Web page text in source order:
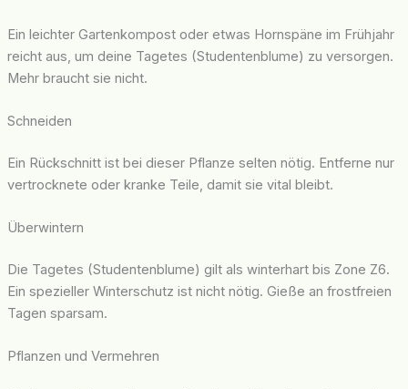
Ein leichter Gartenkompost oder etwas Hornspäne im Frühjahr
reicht aus, um deine Tagetes (Studentenblume) zu versorgen.
Mehr braucht sie nicht.
Schneiden
Ein Rückschnitt ist bei dieser Pflanze selten nötig. Entferne nur
vertrocknete oder kranke Teile, damit sie vital bleibt.
Überwintern
Die Tagetes (Studentenblume) gilt als winterhart bis Zone Z6.
Ein spezieller Winterschutz ist nicht nötig. Gieße an frostfreien
Tagen sparsam.
Pflanzen und Vermehren